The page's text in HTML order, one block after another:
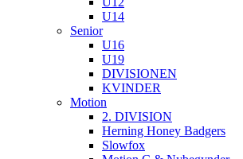
U14
Senior
U16
U19
DIVISIONEN
KVINDER
Motion
2. DIVISION
Herning Honey Badgers
Slowfox